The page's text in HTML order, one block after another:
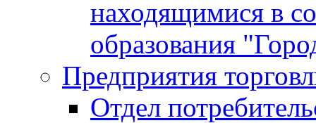
находящимися в
образования
Предприятия
Отдел